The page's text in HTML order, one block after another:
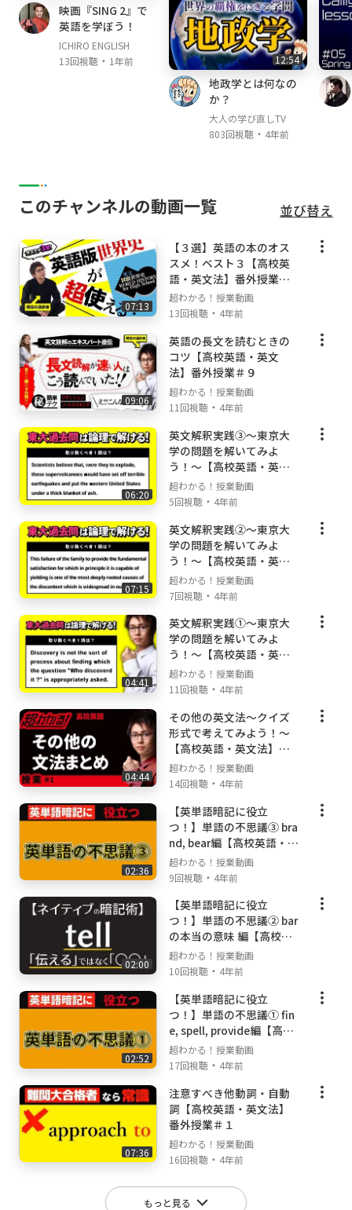
✅「カンマの関係詞（英文法/関係詞）」が苦手
すぎる！
✅「カンマの関係詞（英文法/関係詞）」を一か
ら丁寧に勉強したい！
そんな、あなたのための「カンマの関係詞（英
文法/関係詞）」授業動画へようこそ！！
このオンライン授業で学べば、あなたの「カン
詞）」に対するあなたのイメージはガラリと変
わります！
✨未来のあなたはこうなっている！✨
✅「カンマの関係詞（英文法/関係詞）」の全体
像がわかる！
✅「カンマの関係詞（英文法/関係詞）」の苦手
が克服される！
✅「カンマの関係詞（英文法/関係詞）」の受験
問題に自力でチャレンジできる！
このオンライン授業では、超重要な英文法の構
造や基礎的な問題の解き方を丁寧に解説してい
ます。リアルの授業では絶対に表現できない動
画の魔法を体感すれば、教科書の内容や学校の
授業が、わかる！デキる！ようになっているは
ず！
⚡『超わかる！授業動画』とは⚡
中高生向けのオンライン授業を完全無料配信し
ている教育チャンネルです。
✅休校中の全国の学校・塾でもご活用・お勧め
いただいています。
✅中高生用の学校進路に沿った網羅的な授業動
画を配信しています。
✅「東大・京大・東工大・一橋大・旧帝大・早
慶・医学部合格者」を多数輩出しています。
✅勉強が嫌いな人や、勉強が苦手な人に向け
た、「圧倒的に丁寧・コンパクト」な動画が特
徴です。
✅大手予備校で800人以上の生徒を1:1で授業し
たプロ講師の「独創性」「情熱」溢れる最強の
授業。
✅ただ難関大学の合格者が出ているだけでな
く、受験を通して人として成長したとたくさん
の方からコメントやメールを頂いている、受験
の枠を超えたチャンネル。
✅外出できない生徒さんの自学自習に、今も全
国でご活用いただいております。
🔰効果的なチャンネルの使い方🔰
「超わかる！授業動画」必勝マニュアル
▶︎https://youtu.be/XLFSQae9qdE
👍数学・英語の成績が確実に上がる勉強法！
（授業動画の使い方）
https://youtu.be/wtajeuzN3dY
【英語】➡https://youtu.be/EHtv83-s8ns
🏫『超わかる！授業動画』公式ホームページ🏫
http://kouki-honda.jp/
【キーワード】
カンマの関係詞,関係詞,英文法,高校英語,超わか
る,授業動画,受験英語,カンマ,which,オンライ
ン授業,映像授業
映画『SING 2』で
英語を学ぼう！
ICHIRO ENGLISH
13回視聴・ 1年前 12:54
地政学とは何なの
か？
大人の学び直しTV
803回視聴・ 4年前
このチャンネルの動画一覧 並び替え
07:13
【３選】英語の本のオス
スメ！ベスト３【高校英
語・英文法】番外授業＃
１０
超わかる！授業動画
13回視聴 ・ 4年前
09:06
英語の長文を読むときの
コツ【高校英語・英文
法】番外授業＃９
超わかる！授業動画
11回視聴 ・ 4年前
06:20
英文解釈実践③〜東京大
学の問題を解いてみよ
う！〜【高校英語・英文
法】番外授業＃８
超わかる！授業動画
5回視聴 ・ 4年前
07:15
英文解釈実践②〜東京大
学の問題を解いてみよ
う！〜【高校英語・英文
法】番外授業＃７
超わかる！授業動画
7回視聴 ・ 4年前
04:41
英文解釈実践①〜東京大
学の問題を解いてみよ
う！〜【高校英語・英文
法】番外授業＃６
超わかる！授業動画
11回視聴 ・ 4年前
04:44
その他の英文法〜クイズ
形式で考えてみよう！〜
【高校英語・英文法】番
外授業＃５
超わかる！授業動画
14回視聴 ・ 4年前
02:36
【英単語暗記に役立
つ！】単語の不思議③ bra
nd, bear編【高校英語・英
文法】番外授業＃４
超わかる！授業動画
9回視聴 ・ 4年前
02:00
【英単語暗記に役立
つ！】単語の不思議② bar
の本当の意味 編【高校英
語・英文法】番外授業＃
３
超わかる！授業動画
10回視聴 ・ 4年前
02:52
【英単語暗記に役立
つ！】単語の不思議① fin
e, spell, provide編【高校
英語・英文法】番外授業
＃２
超わかる！授業動画
17回視聴 ・ 4年前
07:36
注意すべき他動詞・自動
詞【高校英語・英文法】
番外授業＃１
超わかる！授業動画
16回視聴 ・ 4年前
もっと見る